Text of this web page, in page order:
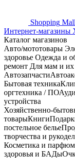
Shopping Mall
Интернет-магазины
Каталог магазинов
Авто/мототовары
здоровье Одежда и
ремонт Для мам и их
Автозапчасти
Бытовая техника
оргтехника / ПО
устройства
Хозяйственно-
товарыКниги
постельное белье
творчества и
Косметика и
здоровья и БАДы